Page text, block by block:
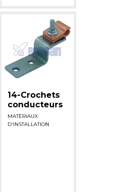
14-Crochets
conducteurs
MATÉRIAUX
D'INSTALLATION